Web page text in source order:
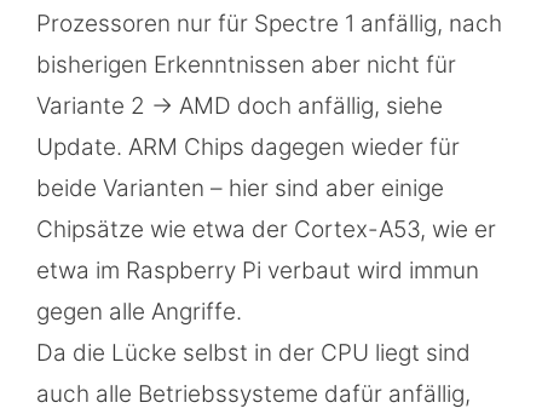
Prozessoren nur für Spectre 1 anfällig, nach
bisherigen Erkenntnissen aber nicht für
Variante 2 -> AMD doch anfällig, siehe
Update. ARM Chips dagegen wieder für
beide Varianten – hier sind aber einige
Chipsätze wie etwa der Cortex-A53, wie er
etwa im Raspberry Pi verbaut wird immun
gegen alle Angriffe.
Da die Lücke selbst in der CPU liegt sind
auch alle Betriebssysteme dafür anfällig,